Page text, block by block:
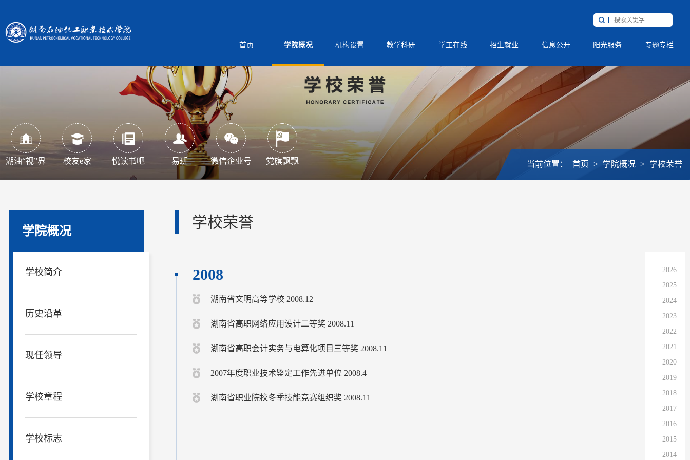
首页 学院概况 机构设置 教学科研 学工在线 招生就业 信息公开 阳光服务 专题专栏
湖油“视”界 校友e家 悦读书吧 易班 微信企业号 党旗飘飘 当前位置： 首页 > 学院概况 > 学校荣誉
学院概况
学校简介
历史沿革
现任领导
学校章程
学校标志
学校荣誉
2008
湖南省文明高等学校 2008.12
湖南省高职网络应用设计二等奖 2008.11
湖南省高职会计实务与电算化项目三等奖 2008.11
2007年度职业技术鉴定工作先进单位 2008.4
湖南省职业院校冬季技能竞赛组织奖 2008.11
2026
2025
2024
2023
2022
2021
2020
2019
2018
2017
2016
2015
2014